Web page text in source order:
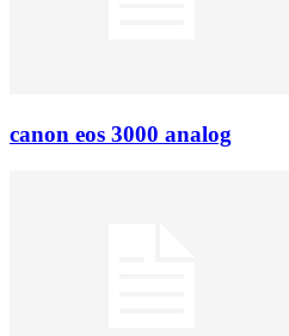
canon eos 3000 analog